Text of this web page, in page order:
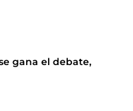
gana el debate,